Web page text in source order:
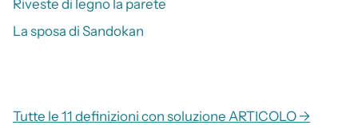
Riveste di legno la parete
La sposa di Sandokan
Tutte le 11 definizioni con soluzione ARTICOLO →